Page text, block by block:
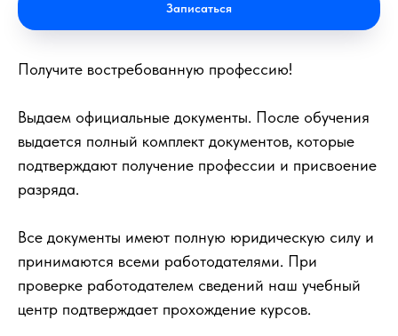
Записаться
Получите востребованную профессию!
Выдаем официальные документы. После обучения
выдается полный комплект документов, которые
подтверждают получение профессии и присвоение
разряда.
Все документы имеют полную юридическую силу и
принимаются всеми работодателями. При
проверке работодателем сведений наш учебный
центр подтверждает прохождение курсов.